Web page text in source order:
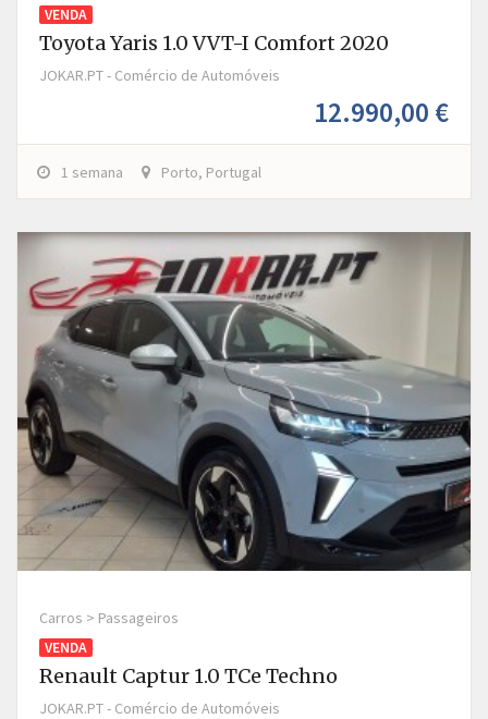
VENDA
Toyota Yaris 1.0 VVT-I Comfort 2020
JOKAR.PT - Comércio de Automóveis
12.990,00 €
1 semana Porto, Portugal
Carros > Passageiros
VENDA
Renault Captur 1.0 TCe Techno
JOKAR.PT - Comércio de Automóveis